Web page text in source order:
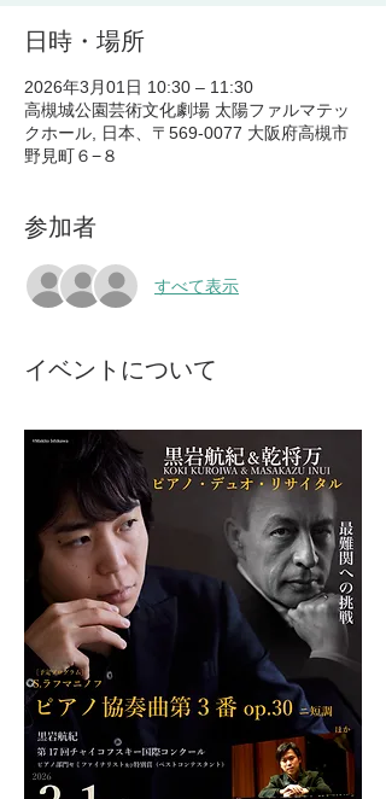
日時・場所
2026年3月01日 10:30 – 11:30
高槻城公園芸術文化劇場 太陽ファルマテッ
クホール, 日本、〒569-0077 大阪府高槻市
野見町６−８
参加者
すべて表示
イベントについて